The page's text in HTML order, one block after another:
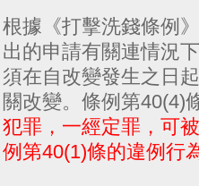
根據《打擊洗錢條例
出的申請有關連情況
須在自改變發生之日
關改變。條例第40(4)
犯罪，一經定罪，可
例第40(1)條的違例行